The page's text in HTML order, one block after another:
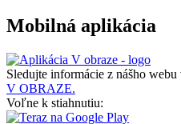
Mobilná aplikácia
Sledujte informácie z nášho webu
V OBRAZE.
Voľne k stiahnutiu: